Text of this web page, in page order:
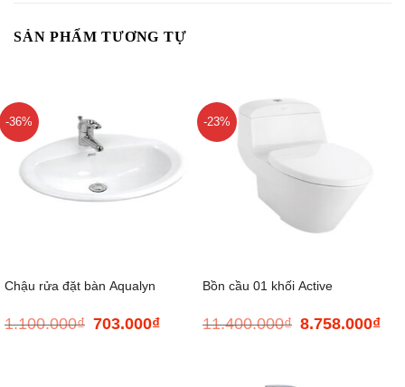
SẢN PHẨM TƯƠNG TỰ
-36%
Chậu rửa đặt bàn Aqualyn
1.100.000₫ Giá
703.000₫Giá
-23%
Bồn cầu 01 khối Active
11.400.000₫ Giá
8.758.000₫Giá